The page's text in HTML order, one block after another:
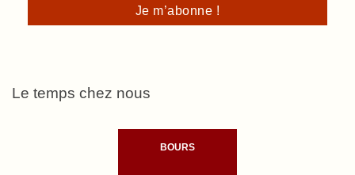
Le temps chez nous